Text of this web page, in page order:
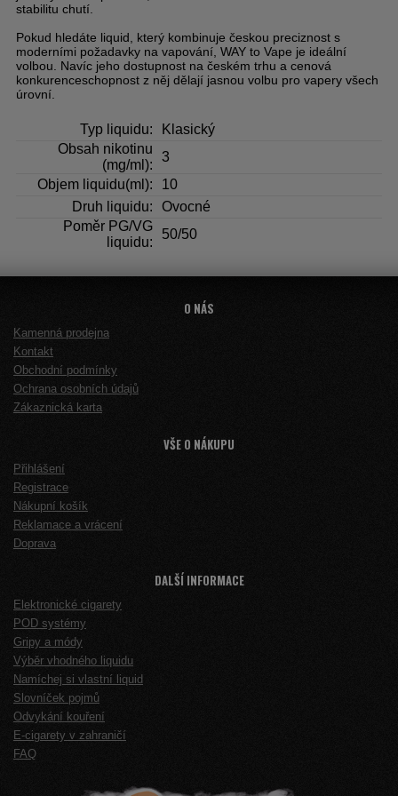
stabilitu chutí.
Pokud hledáte liquid, který kombinuje českou preciznost s
moderními požadavky na vapování, WAY to Vape je ideální
volbou. Navíc jeho dostupnost na českém trhu a cenová
konkurenceschopnost z něj dělají jasnou volbu pro vapery všech
úrovní.
Typ liquidu:
Klasický
Obsah nikotinu
(mg/ml):
3
Objem liquidu(ml):
10
Druh liquidu:
Ovocné
Poměr PG/VG
liquidu:
50/50
O NÁS
Kamenná prodejna
Kontakt
Obchodní podmínky
Ochrana osobních údajů
Zákaznická karta
VŠE O NÁKUPU
Přihlášení
Registrace
Nákupní košík
Reklamace a vrácení
Doprava
DALŠÍ INFORMACE
Elektronické cigarety
POD systémy
Gripy a módy
Výběr vhodného liquidu
Namíchej si vlastní liquid
Slovníček pojmů
Odvykání kouření
E-cigarety v zahraničí
FAQ